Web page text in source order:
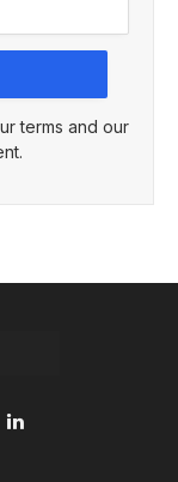
terms and our
LinkedIn